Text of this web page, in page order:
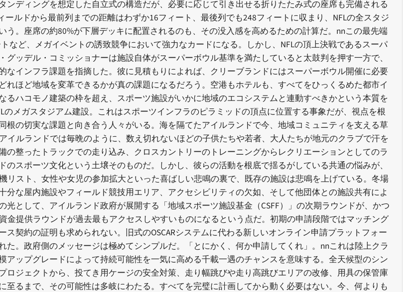
ディングを想定した自立式の構造だが、必要に応じて引き出せる折りたたみ式の座席も完備される
ルドから最前列までの距離はわずか16フィート、最後列でも248フィートに収まり、NFLの全スタジ
。座席の約80%が下層デッキに配置されるのも、その没入感を高めるための計算だ。nnこの最先端
など、メガイベントの誘致競争において強力なカードになる。しかし、NFLの頂上決戦であるスーパ
ッデル・コミッショナーは施設自体がスーパーボウル基準を満たしていると太鼓判を押す一方で、
インフラ課題を指摘した。彼に見積もりによれば、クリーブランドにはスーパーボウル開催に必要
ほど地域を変革できるかが真の課題になるだろう。空港もホテルも、すべてをひっくるめた都市イ
ハコモノ建築の枠を超え、スポーツ施設がいかに地域のエコシステムと連動すべきかという本質を
メガスタジアム建設。これはスポーツインフラのピラミッドの頂点に位置する事象だが、視点を根
の切実な課題と向き合う人々がいる。海を隔てたアイルランドで今、地域コミュニティを支える草
ルランドでは毎晩のように、数え切れないほどの子供たちや若者、大人たちが地元のクラブで汗を
整ったトラックでの走り込み、クロスカントリーのトレーニングからレクリエーションとしてのラ
スポーツ文化という土壌そのものだ。しかし、彼らの活動を根底で揺るがしている共通の悩みが、
リスト、女性や女児の参加拡大といった喜ばしい悲鳴の裏で、既存の施設は悲鳴を上げている。冬場
な屋内施設やフィールド競技用エリア、アクセシビリティの欠如、そして他団体との施設共有によ
として、アイルランド政府が展開する「地域スポーツ施設基金（CSFF）」の次期ラウンドが、かつ
金提供ラウンドが過去最もアクセスしやすいものになるという点だ。初期の申請段階ではマッチング
契約の証明も求められない。旧式のOSCARシステムに代わる新しいオンライン申請プラットフォー
。政府側のメッセージは極めてシンプルだ。「とにかく、何か申請してくれ」。nnこれは陸上クラ
ップグレードによって持続可能性を一気に高める千載一遇のチャンスを意味する。全天候型のシン
ジェクトから、投てき用ケージの安全対策、走り幅跳びや走り高跳びエリアの改修、用具の保管庫
るまで、その可能性は多岐にわたる。すべてを完璧に計画してから動く必要はない。今、何よりも